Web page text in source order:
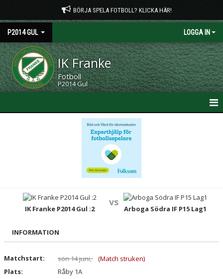
BÖRJA SPELA FOTBOLL? KLICKA HÄR!
P2014 GUL LOGGA IN
IK Franke
Fotboll
P2014 Gul
TRUPPEN
DOKUMENT
INTRESSEANMÄLAN
IK Franke P2014 Gul :2
vs
Arboga Södra IF P15 Lag1
INFORMATION
Matchstart: sön 14 juni, (Match struken)
Plats:
Råby 1A